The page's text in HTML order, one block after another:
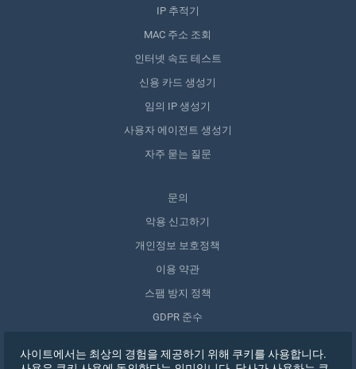
IP 추적기
MAC 주소 조회
인터넷 속도 테스트
신용 카드 생성기
임의 IP 생성기
사용자 에이전트 생성기
자주 묻는 질문
문의
악용 신고하기
개인정보 보호정책
이용 약관
스팸 방지 정책
GDPR 준수
동의 철회
사이트에서는 최상의 경험을 제공하기 위해 쿠키를 사용합니다.